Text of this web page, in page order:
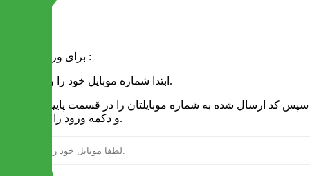
برای ورود به سایت :
1 - ابتدا شماره موبایل خود را وارد کنید.
و دکمه ورود را انتخاب کنید.